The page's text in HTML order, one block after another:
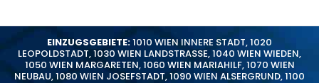
EINZUGSGEBIETE:1010 WIEN INNERE STADT,1020
LEOPOLDSTADT,1030 WIEN LANDSTRASSE,1040 WIEN WIEDEN,
1050 WIEN MARGARETEN,1060 WIEN MARIAHILF,1070 WIEN
NEUBAU,1080 WIEN JOSEFSTADT,1090 WIEN ALSERGRUND,1100